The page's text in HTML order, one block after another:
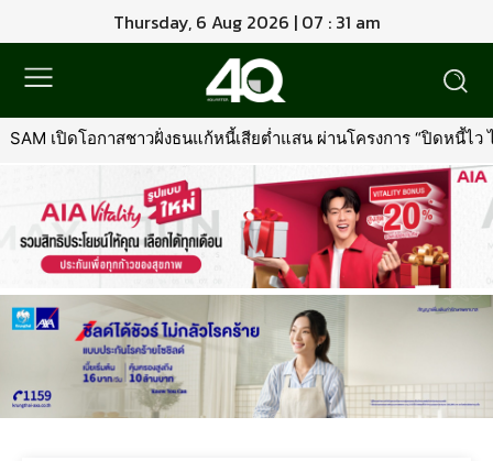
Thursday, 6 Aug 2026 | 07 : 31 am
เปิดโอกาสชาวฝั่งธนแก้หนี้เสียต่ำแสน ผ่านโครงการ “ปิดหนี้ไว